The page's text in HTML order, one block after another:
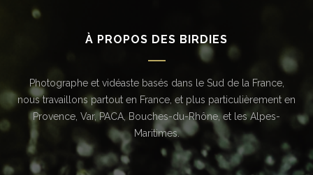
À PROPOS DES BIRDIES
Photographe et vidéaste basés dans le Sud de la France,
nous travaillons partout en France, et plus particulièrement en
Provence, Var, PACA, Bouches-du-Rhône, et les Alpes-
Maritimes.